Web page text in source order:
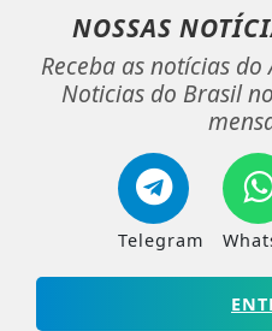
NOSSAS
Receba as notícias
Noticias do Brasil
Telegram